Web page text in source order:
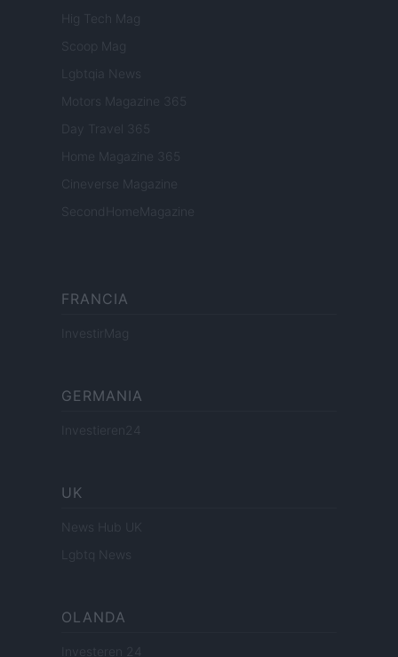
Hig Tech Mag
Scoop Mag
Lgbtqia News
Motors Magazine 365
Day Travel 365
Home Magazine 365
Cineverse Magazine
SecondHomeMagazine
FRANCIA
InvestirMag
GERMANIA
Investieren24
UK
News Hub UK
Lgbtq News
OLANDA
Investeren 24